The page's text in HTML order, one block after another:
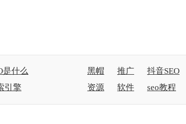
是什么
引擎
黑帽 推广 抖音SEO
资源
软件 seo教程